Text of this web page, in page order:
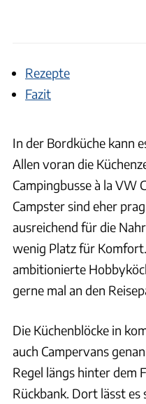
Rezepte
Fazit
In der Bordküche kann
Allen voran die
Campingbusse à la VW
Campster sind eher
ausreichend für die
wenig Platz für
ambitionierte
gerne mal an den
Die Küchenblöcke in
auch Campervans
Regel längs hinter dem
Rückbank. Dort lässt